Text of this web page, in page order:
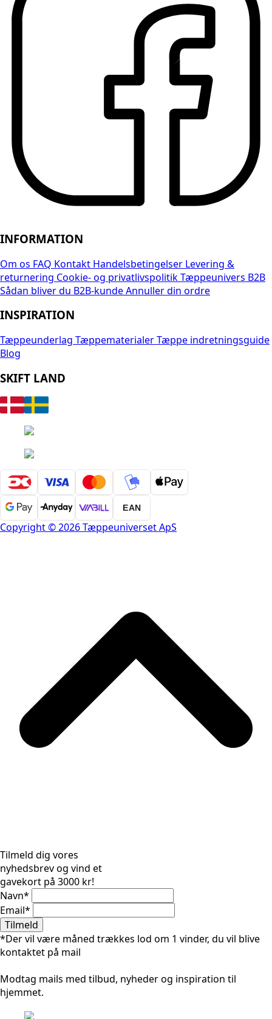
INFORMATION
Om os FAQ Kontakt Handelsbetingelser Levering &
returnering Cookie- og privatlivspolitikTæppeunivers B2B
Sådan bliver du B2B-kundeAnnuller din ordre
INSPIRATION
Tæppeunderlag TæppematerialerTæppe indretningsguide
Blog
SKIFT LAND
EAN
Copyright © 2026 Tæppeuniverset ApS
Tilmeld dig vores
nyhedsbrev og vind et
gavekort på 3000 kr!
Navn*
Email*
Tilmeld
*Der vil være måned trækkes lod om 1 vinder, du vil blive
kontaktet på mail
Modtag mails med tilbud, nyheder og inspiration til
hjemmet.